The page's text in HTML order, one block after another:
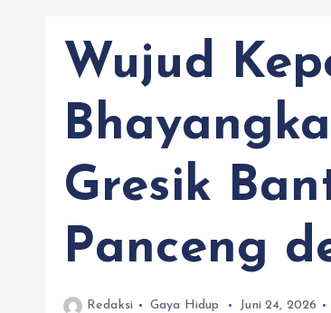
Wujud
Gresik
Panceng
Redaksi Gaya Hidup Juni 24, 2026